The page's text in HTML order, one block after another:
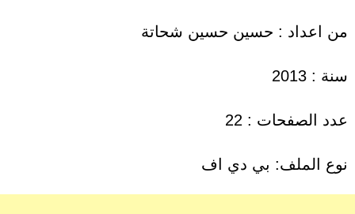
من اعداد : حسين حسين شحاتة
سنة : 2013
عدد الصفحات : 22
نوع الملف: بي دي اف